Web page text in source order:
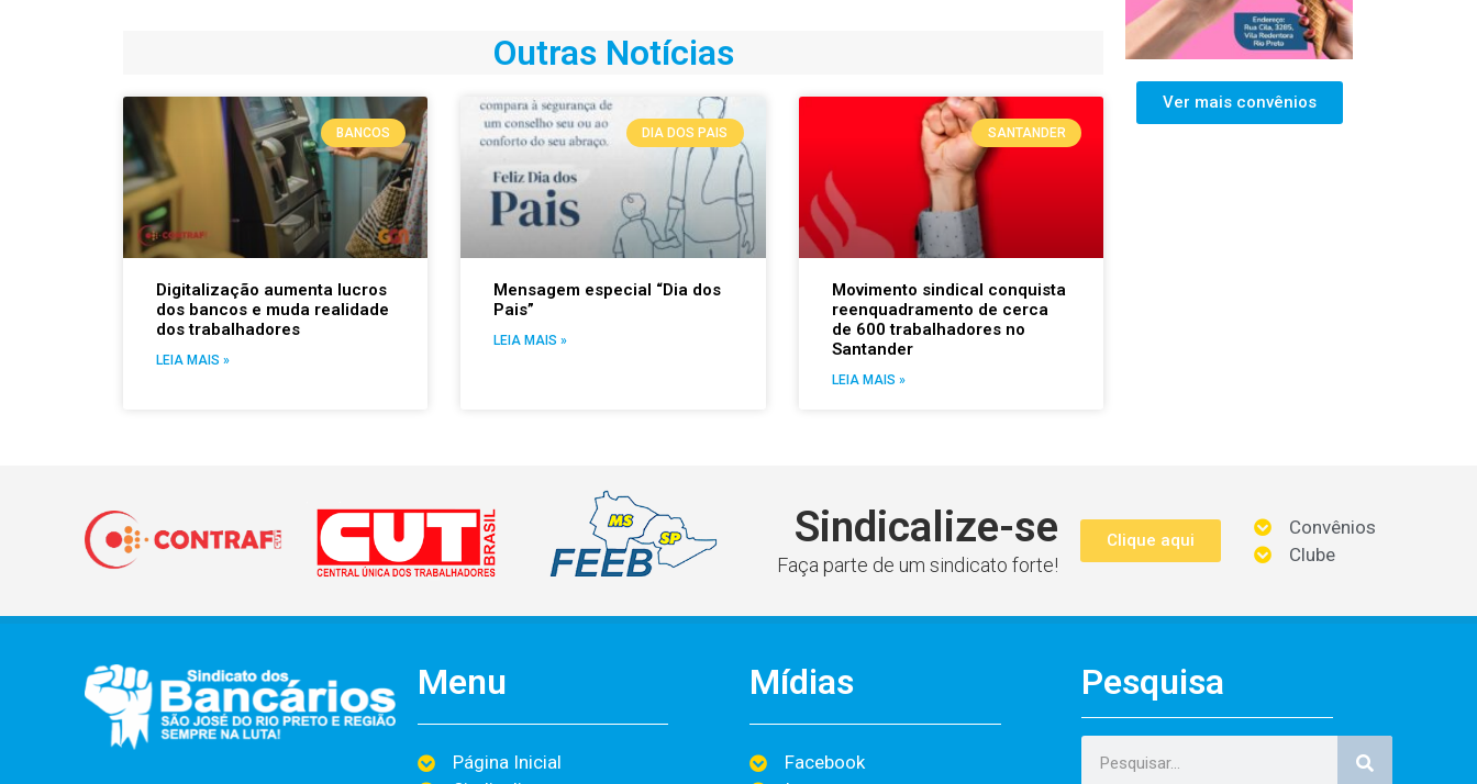
Outras Notícias
BANCOS
Digitalização aumenta lucros
dos bancos e muda realidade
dos trabalhadores
LEIA MAIS »
DIA DOS PAIS
Mensagem especial “Dia dos
Pais”
LEIA MAIS »
SANTANDER
Movimento sindical conquista
reenquadramento de cerca
de 600 trabalhadores no
Santander
LEIA MAIS »
Ver mais convênios
Sindicalize-se
Faça parte de um sindicato forte!
Clique aqui
Convênios
Clube
Menu
Página Inicial
Mídias
Facebook
Pesquisa